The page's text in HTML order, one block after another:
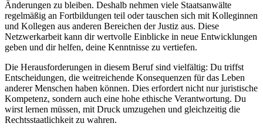
Änderungen zu bleiben. Deshalb nehmen viele Staatsanwälte
regelmäßig an Fortbildungen teil oder tauschen sich mit Kolleginnen
und Kollegen aus anderen Bereichen der Justiz aus. Diese
Netzwerkarbeit kann dir wertvolle Einblicke in neue Entwicklungen
geben und dir helfen, deine Kenntnisse zu vertiefen.
Die Herausforderungen in diesem Beruf sind vielfältig: Du triffst
Entscheidungen, die weitreichende Konsequenzen für das Leben
anderer Menschen haben können. Dies erfordert nicht nur juristische
Kompetenz, sondern auch eine hohe ethische Verantwortung. Du
wirst lernen müssen, mit Druck umzugehen und gleichzeitig die
Rechtsstaatlichkeit zu wahren.